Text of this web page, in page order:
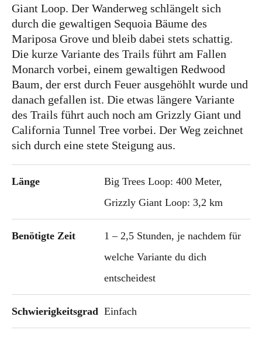
Moldau
Polen
Rumänien
Slowakei
Tschechien
Ungarn
Südeuropa
Italien
Malta
Spanien
Zypern
Deutschland
Frankreich
Giant Loop. Der Wanderweg schlängelt sich
durch die gewaltigen Sequoia Bäume des
Mariposa Grove und bleib dabei stets schattig.
Die kurze Variante des Trails führt am Fallen
Monarch vorbei, einem gewaltigen Redwood
Baum, der erst durch Feuer ausgehöhlt wurde und
danach gefallen ist. Die etwas längere Variante
des Trails führt auch noch am Grizzly Giant und
California Tunnel Tree vorbei. Der Weg zeichnet
sich durch eine stete Steigung aus.
Länge
Big Trees Loop: 400 Meter,
Grizzly Giant Loop: 3,2 km
Benötigte Zeit
1 – 2,5 Stunden, je nachdem für
welche Variante du dich
entscheidest
Schwierigkeitsgrad Einfach